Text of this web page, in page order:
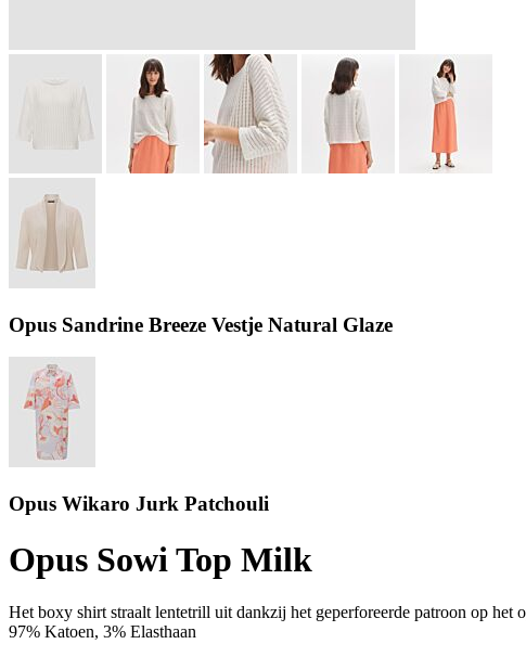
Opus Sandrine Breeze Vestje Natural Glaze
Opus Wikaro Jurk Patchouli
Opus Sowi Top Milk
Het boxy shirt straalt lentetrill uit dankzij het geperforeerde patroon op het
97% Katoen, 3% Elasthaan